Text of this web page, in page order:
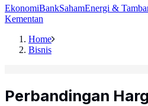
EkonomiBankSahamEnergi &
Kementan
Home
Bisnis
Perbandingan